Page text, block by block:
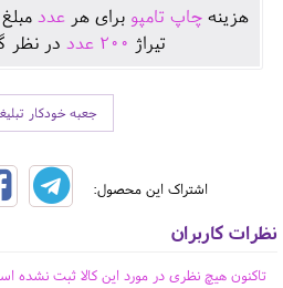
هزينه چاپ تامپو برای هر عدد مبلغ
تيراژ 200 عدد در نظر
جعبه خودکار
اشتراک این محصول:
نظرات کاربران
تاکنون هیچ نظری در مورد این کالا ثبت نشده